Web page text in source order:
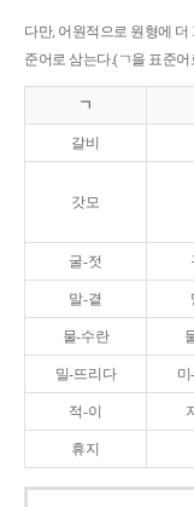
다만, 어원적으로 원형에
준어로 삼는다.(ㄱ을 표준어
ㄱ
갈비
갓모
굴-젓
말-곁
물-수란
밀-뜨리다
적-이
휴지